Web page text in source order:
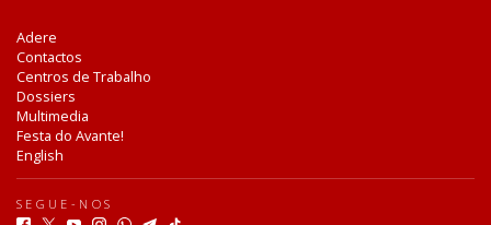
Adere
Contactos
Centros de Trabalho
Dossiers
Multimedia
Festa do Avante!
English
SEGUE-NOS